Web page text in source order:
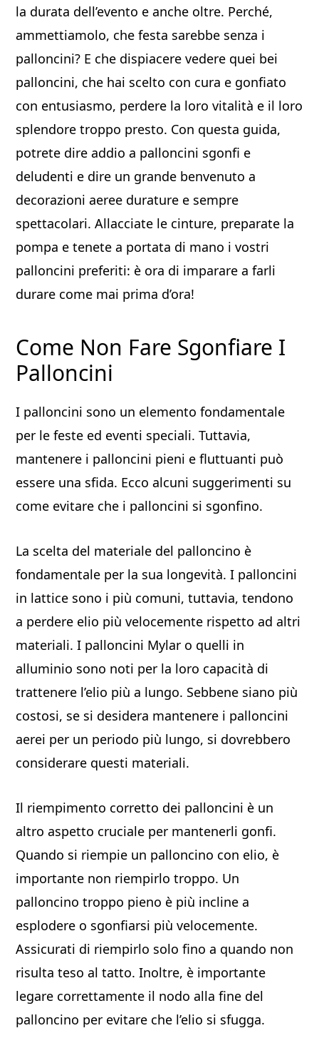
la durata dell’evento e anche oltre. Perché,
ammettiamolo, che festa sarebbe senza i
palloncini? E che dispiacere vedere quei bei
palloncini, che hai scelto con cura e gonfiato
con entusiasmo, perdere la loro vitalità e il loro
splendore troppo presto. Con questa guida,
potrete dire addio a palloncini sgonfi e
deludenti e dire un grande benvenuto a
decorazioni aeree durature e sempre
spettacolari. Allacciate le cinture, preparate la
pompa e tenete a portata di mano i vostri
palloncini preferiti: è ora di imparare a farli
durare come mai prima d’ora!
Come Non Fare Sgonfiare I
Palloncini
I palloncini sono un elemento fondamentale
per le feste ed eventi speciali. Tuttavia,
mantenere i palloncini pieni e fluttuanti può
essere una sfida. Ecco alcuni suggerimenti su
come evitare che i palloncini si sgonfino.
La scelta del materiale del palloncino è
fondamentale per la sua longevità. I palloncini
in lattice sono i più comuni, tuttavia, tendono
a perdere elio più velocemente rispetto ad altri
materiali. I palloncini Mylar o quelli in
alluminio sono noti per la loro capacità di
trattenere l’elio più a lungo. Sebbene siano più
costosi, se si desidera mantenere i palloncini
aerei per un periodo più lungo, si dovrebbero
considerare questi materiali.
Il riempimento corretto dei palloncini è un
altro aspetto cruciale per mantenerli gonfi.
Quando si riempie un palloncino con elio, è
importante non riempirlo troppo. Un
palloncino troppo pieno è più incline a
esplodere o sgonfiarsi più velocemente.
Assicurati di riempirlo solo fino a quando non
risulta teso al tatto. Inoltre, è importante
legare correttamente il nodo alla fine del
palloncino per evitare che l’elio si sfugga.